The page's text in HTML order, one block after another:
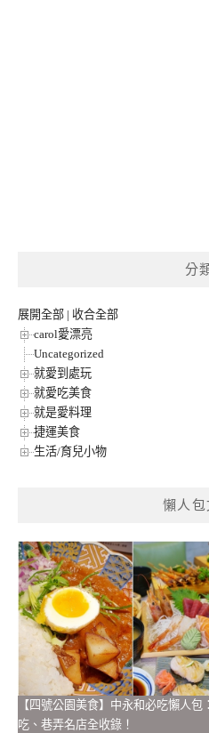
分
展開全部 | 收合全部
carol愛漂亮
Uncategorized
就愛到處玩
就愛吃美食
就是愛料理
捷運美食
生活/育兒小物
懶人包
【四號公園美食】中永和必吃懶人
吃、巷弄名店全收錄！